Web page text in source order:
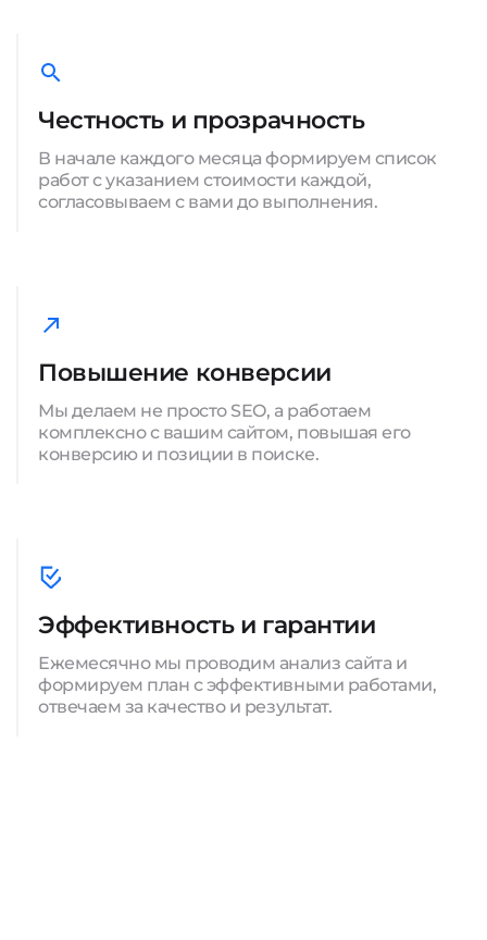
Честность и прозрачность
В начале каждого месяца формируем список
работ с указанием стоимости каждой,
согласовываем с вами до выполнения.
Повышение конверсии
Мы делаем не просто SEO, а работаем
комплексно с вашим сайтом, повышая его
конверсию и позиции в поиске.
Эффективность и гарантии
Ежемесячно мы проводим анализ сайта и
формируем план с эффективными работами,
отвечаем за качество и результат.